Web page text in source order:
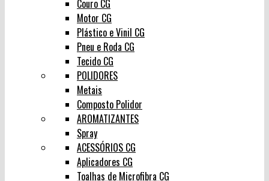
Couro CG
Motor CG
Plástico e Vinil CG
Pneu e Roda CG
Tecido CG
POLIDORES
Metais
Composto Polidor
AROMATIZANTES
Spray
ACESSÓRIOS CG
Aplicadores CG
Toalhas de Microfibra CG